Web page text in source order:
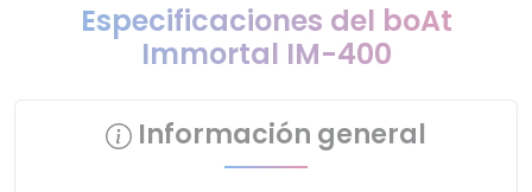
Especificaciones del boAt
Immortal IM-400
Información general